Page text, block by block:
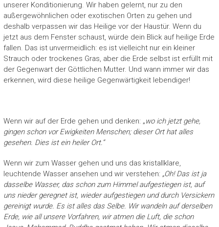
unserer Konditionierung. Wir haben gelernt, nur zu den
außergewöhnlichen oder exotischen Orten zu gehen und
deshalb verpassen wir das Heilige vor der Haustür. Wenn du
jetzt aus dem Fenster schaust, würde dein Blick auf heilige Erde
fallen. Das ist unvermeidlich: es ist vielleicht nur ein kleiner
Strauch oder trockenes Gras, aber die Erde selbst ist erfüllt mit
der Gegenwart der Göttlichen Mutter. Und wann immer wir das
erkennen, wird diese heilige Gegenwärtigkeit lebendiger!
Wenn wir auf der Erde gehen und denken: „wo ich jetzt gehe,
gingen schon vor Ewigkeiten Menschen; dieser Ort hat alles
gesehen. Dies ist ein heiler Ort.“
Wenn wir zum Wasser gehen und uns das kristallklare,
leuchtende Wasser ansehen und wir verstehen: „Oh! Das ist ja
dasselbe Wasser, das schon zum Himmel aufgestiegen ist, auf
uns nieder geregnet ist, wieder aufgestiegen und durch Versickern
gereinigt wurde. Es ist alles das Selbe. Wir wandeln auf derselben
Erde, wie all unsere Vorfahren, wir atmen die Luft, die schon